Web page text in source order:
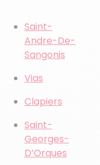
Saint-
Andre-De-
Sangonis
Vias
Clapiers
Saint-
Georges-
D’Orques